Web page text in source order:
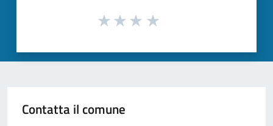
Contatta il comune